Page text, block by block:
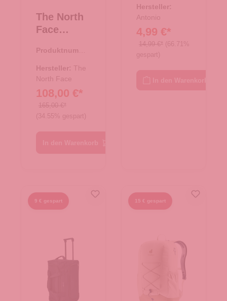
The North
Face
e/Rucksac
k Base
Camp
Duffel L
TNF Black
Produktnumme
Hersteller: The
North Face
108,00 €*
165,00 €*
(34.55% gespart)
Dots
Größe
38/39 -
schwarz
Hersteller:
Antonio
4,99 €*
14,99 €* (66.71%
gespart)
9 € gespart 15 € gespart